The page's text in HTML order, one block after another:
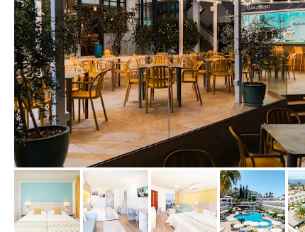
vom Hotelier, November 2024